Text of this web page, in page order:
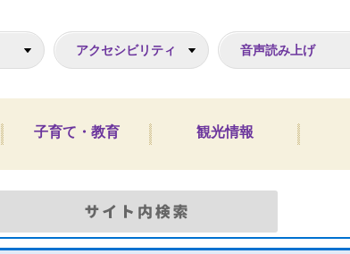
アクセシビリティ 音声読み上げ
子育て・教育 観光情報
Google検索